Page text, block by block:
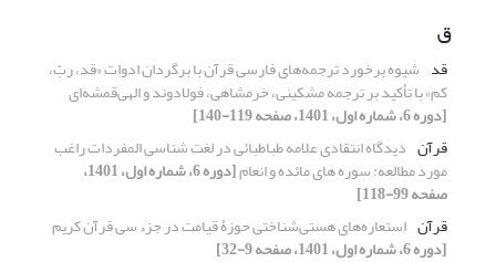
ق
قد شیوه برخورد ترجمه‌های فارسی قرآن با برگردان ادوات «قد، ربّ،
کم» با تأکید بر ترجمه مشکینی، خرمشاهی، فولادوند و الهی‌قمشه‌ای
[دوره 6، شماره اول، 1401، صفحه 119-140]
قرآن دیدگاه انتقادی علامه طباطبائی در لغت شناسی المفردات راغب
مورد مطالعه: سوره های مائده و انعام [دوره 6، شماره اول، 1401،
صفحه 99-118]
قرآن استعاره‌های هستی‌شناختی حوزۀ قیامت در جزء سی قرآن کریم
[دوره 6، شماره اول، 1401، صفحه 9-32]